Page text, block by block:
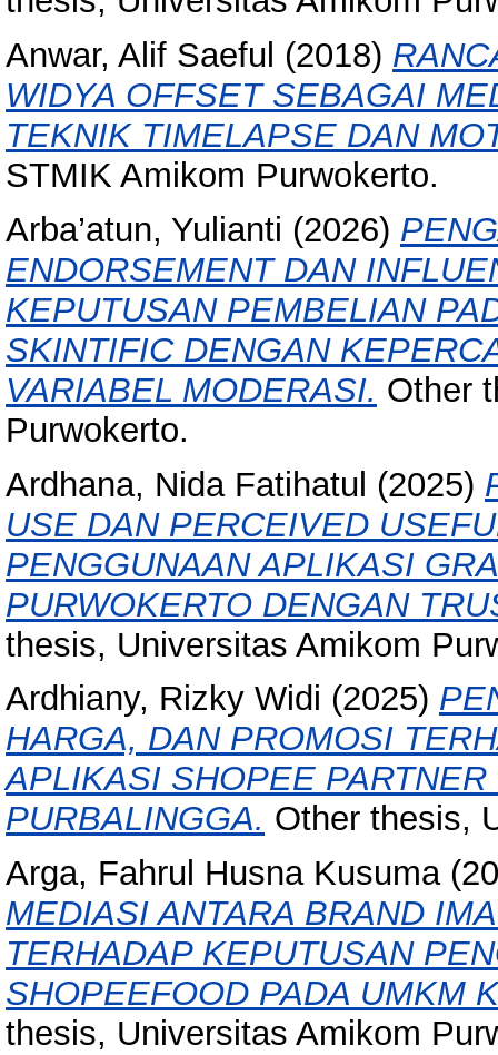
Anwar, Alif Saeful (2018)
WIDYA OFFSET SEBAGAI
TEKNIK TIMELAPSE DAN
STMIK Amikom Purwokerto.
Arba’atun, Yulianti (2026)
ENDORSEMENT DAN
KEPUTUSAN PEMBELIAN
SKINTIFIC DENGAN
VARIABEL MODERASI. Other
Purwokerto.
Ardhana, Nida Fatihatul (2025)
USE DAN PERCEIVED
PENGGUNAAN APLIKASI
PURWOKERTO DENGAN
thesis, Universitas Amikom
Ardhiany, Rizky Widi (2025)
HARGA, DAN PROMOSI
APLIKASI SHOPEE
PURBALINGGA. Other thesis,
Arga, Fahrul Husna Kusuma
MEDIASI ANTARA BRAND
TERHADAP KEPUTUSAN
SHOPEEFOOD PADA UMKM
thesis, Universitas Amikom